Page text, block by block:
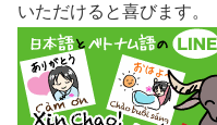
いただけると喜びます。